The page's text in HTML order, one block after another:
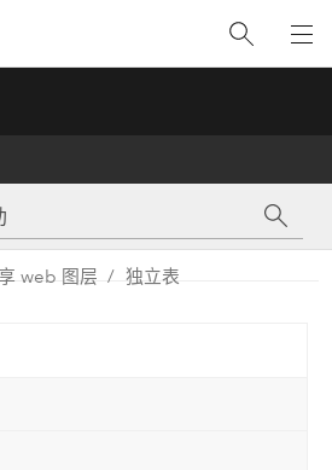
web 图层 独立表